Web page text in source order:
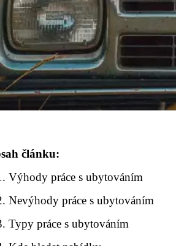
článku:
Výhody práce s ubytováním
Nevýhody práce s ubytováním
Typy práce s ubytováním